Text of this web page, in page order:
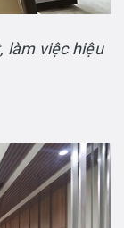
làm việc hiệu